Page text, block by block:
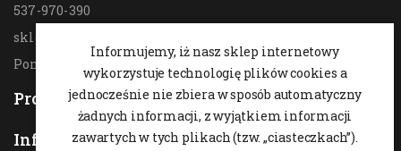
537-970-390
sklep@hesta.pl
Pon-Pt: 9-18; Sob: 9-14
Produkty
Informacja
Informujemy, iż nasz sklep internetowy
wykorzystuje technologię plików cookies a
jednocześnie nie zbiera w sposób automatyczny
żadnych informacji, z wyjątkiem informacji
zawartych w tych plikach (tzw. „ciasteczkach”).